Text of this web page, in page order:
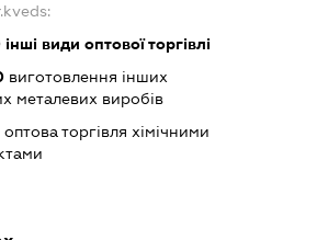
інші види оптової торгівлі
виготовлення інших
металевих виробів
оптова торгівля хімічними